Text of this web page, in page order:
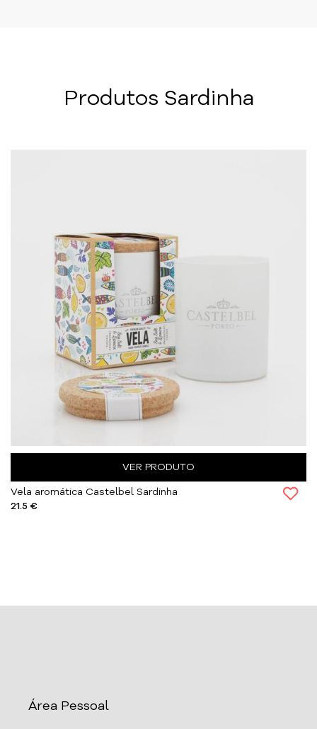
Produtos Sardinha
VER PRODUTO
Vela aromática Castelbel Sardinha
21.5 €
Área Pessoal